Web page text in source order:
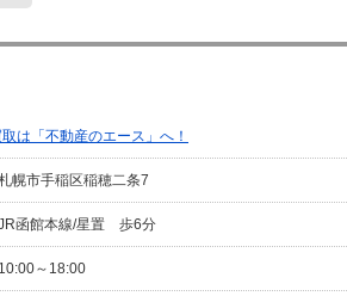
は「不動産のエース」へ！
幌市手稲区稲穂二条7
函館本線/星置 歩6分
10:00～18:00